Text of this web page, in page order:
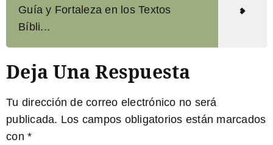
Guía y Fortaleza en los Textos
Bíbli...
Deja Una Respuesta
Tu dirección de correo electrónico no será
publicada. Los campos obligatorios están marcados
con *